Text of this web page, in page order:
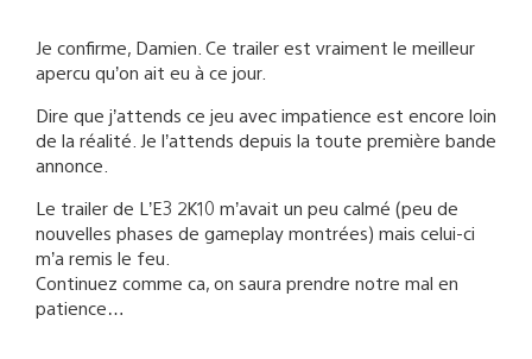
Je confirme, Damien. Ce trailer est vraiment le meilleur
apercu qu’on ait eu à ce jour.
Dire que j’attends ce jeu avec impatience est encore loin
de la réalité. Je l’attends depuis la toute première bande
annonce.
Le trailer de L’E3 2K10 m’avait un peu calmé (peu de
nouvelles phases de gameplay montrées) mais celui-ci
m’a remis le feu.
Continuez comme ca, on saura prendre notre mal en
patience…